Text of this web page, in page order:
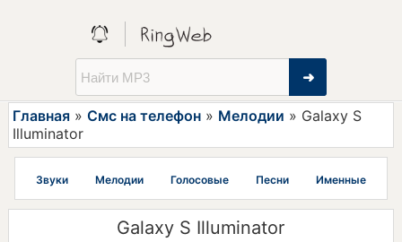
➜
Главная »Смс на телефон » Мелодии » Galaxy S
Illuminator
Звуки Мелодии Голосовые Песни Именные
Galaxy S Illuminator